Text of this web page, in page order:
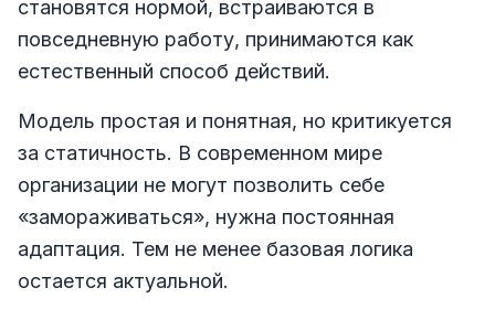
становятся нормой, встраиваются в
повседневную работу, принимаются как
естественный способ действий.
Модель простая и понятная, но критикуется
за статичность. В современном мире
организации не могут позволить себе
«замораживаться», нужна постоянная
адаптация. Тем не менее базовая логика
остается актуальной.